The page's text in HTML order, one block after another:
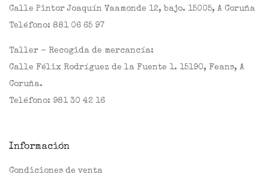
Calle Pintor Joaquín Vaamonde 12, bajo. 15005, A Coruña
Teléfono: 881 06 65 97
Taller - Recogida de mercancía:
Calle Félix Rodríguez de la Fuente 1. 15190, Feans, A
Coruña.
Teléfono: 981 30 42 16
Información
Condiciones de venta